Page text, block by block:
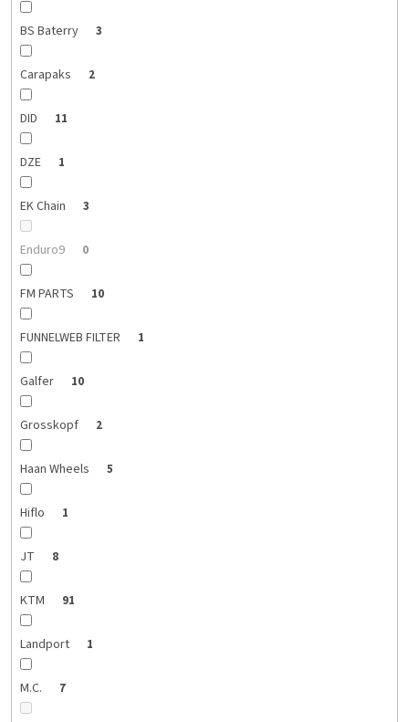
BS Baterry 3
Carapaks 2
DID 11
DZE 1
EK Chain 3
Enduro9 0
FM PARTS 10
FUNNELWEB FILTER 1
Galfer 10
Grosskopf 2
Haan Wheels 5
Hiflo 1
JT 8
KTM 91
Landport 1
M.C. 7